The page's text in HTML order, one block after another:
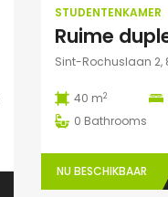
STUDENTENKAMER
40 m2
0 Bathrooms
NU BESCHIKBAAR